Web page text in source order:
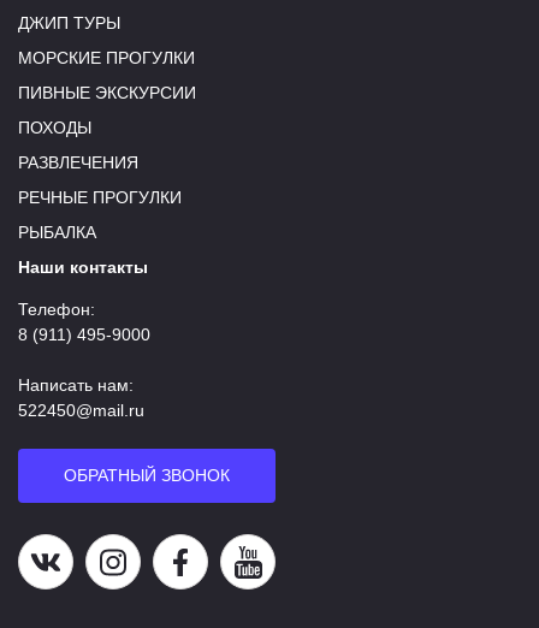
ДЖИП ТУРЫ
МОРСКИЕ ПРОГУЛКИ
ПИВНЫЕ ЭКСКУРСИИ
ПОХОДЫ
РАЗВЛЕЧЕНИЯ
РЕЧНЫЕ ПРОГУЛКИ
РЫБАЛКА
Наши контакты
Телефон:
8 (911) 495-9000
Написать нам:
522450@mail.ru
ОБРАТНЫЙ ЗВОНОК
Наша группа в ВКНаша страница в Instagram
Наша группа в Facebook
Наш канал на YouTube